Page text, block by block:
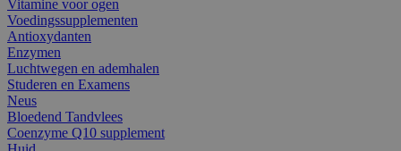
Vitamine voor ogen
Voedingssupplementen
Antioxydanten
Enzymen
Luchtwegen en ademhalen
Studeren en Examens
Neus
Bloedend Tandvlees
Coenzyme Q10 supplement